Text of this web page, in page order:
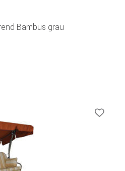
Bambus grau